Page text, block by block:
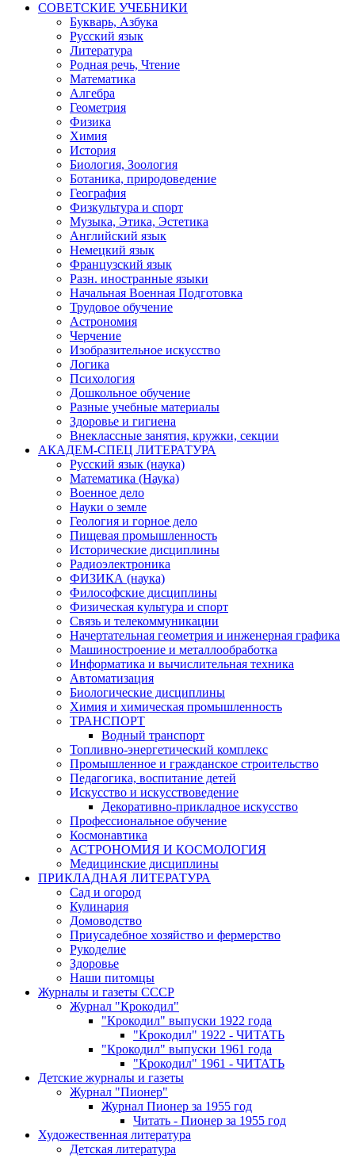
СОВЕТСКИЕ УЧЕБНИКИ
Букварь, Азбука
Русский язык
Литература
Родная речь, Чтение
Математика
Алгебра
Геометрия
Физика
Химия
История
Биология, Зоология
Ботаника, природоведение
География
Физкультура и спорт
Музыка, Этика, Эстетика
Английский язык
Немецкий язык
Французский язык
Разн. иностранные языки
Начальная Военная Подготовка
Трудовое обучение
Астрономия
Черчение
Изобразительное искусство
Логика
Психология
Дошкольное обучение
Разные учебные материалы
Здоровье и гигиена
Внеклассные занятия, кружки, секции
АКАДЕМ-СПЕЦ ЛИТЕРАТУРА
Русский язык (наука)
Математика (Наука)
Военное дело
Науки о земле
Геология и горное дело
Пищевая промышленность
Исторические дисциплины
Радиоэлектроника
ФИЗИКА (наука)
Философские дисциплины
Физическая культура и спорт
Связь и телекоммуникации
Начертательная геометрия и инженерная графика
Машиностроение и металлообработка
Информатика и вычислительная техника
Автоматизация
Биологические дисциплины
Химия и химическая промышленность
ТРАНСПОРТ
Водный транспорт
Топливно-энергетический комплекс
Промышленное и гражданское строительство
Педагогика, воспитание детей
Искусство и искусствоведение
Декоративно-прикладное искусство
Профессиональное обучение
Космонавтика
АСТРОНОМИЯ И КОСМОЛОГИЯ
Медицинские дисциплины
ПРИКЛАДНАЯ ЛИТЕРАТУРА
Сад и огород
Кулинария
Домоводство
Приусадебное хозяйство и фермерство
Рукоделие
Здоровье
Наши питомцы
Журналы и газеты СССР
Журнал "Крокодил"
"Крокодил" выпуски 1922 года
"Крокодил" 1922 - ЧИТАТЬ
"Крокодил" выпуски 1961 года
"Крокодил" 1961 - ЧИТАТЬ
Детские журналы и газеты
Журнал "Пионер"
Журнал Пионер за 1955 год
Читать - Пионер за 1955 год
Художественная литература
Детская литература